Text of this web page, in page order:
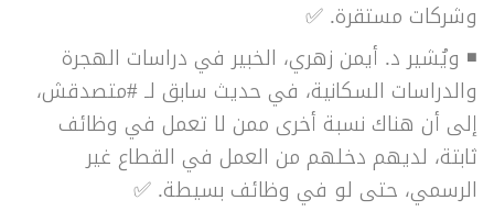
وشركات مستقرة. ✅
◾ ويُشير د. أيمن زهري، الخبير في دراسات الهجرة
والدراسات السكانية، في حديث سابق لـ #متصدقش،
إلى أن هناك نسبة أخرى ممن لا تعمل في وظائف
ثابتة، لديهم دخلهم من العمل في القطاع غير
الرسمي، حتى لو في وظائف بسيطة. ✅